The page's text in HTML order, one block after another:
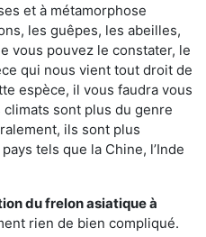
et à métamorphose
les guêpes, les abeilles,
vous pouvez le constater, le
qui nous vient tout droit de
espèce, il vous faudra vous
sont plus du genre
ils sont plus
tels que la Chine, l’Inde
du frelon asiatiqueà
rien de bien compliqué.